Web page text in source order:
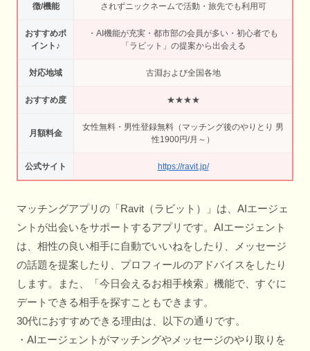
徴/機能
されずニックネームで活動・旅先でも利用可
おすすめポ
イント♪
・AI機能が充実・都市部の会員が多い・初心者でも
「ラビット」の提案から出会える
対応地域 古淵および全国各地
おすすめ度 ★★★★
月額料金
女性無料・男性登録無料（マッチング後のやりとり 男
性1900円/月～）
公式サイト https://ravit.jp/
マッチングアプリの「Ravit（ラビット）」は、AIエージェ
ントが出会いをサポートするアプリです。AIエージェント
は、相性の良い相手に自動でいいねをしたり、メッセージ
の話題を提案したり、プロフィールのアドバイスをしたり
します。また、「今日会えるお相手検索」機能で、すぐに
デートできる相手を探すこともできます。
30代におすすめできる理由は、以下の通りです。
・AIエージェントがマッチングやメッセージのやり取りを